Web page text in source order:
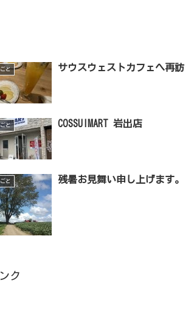
と サウスウェストカフェへ再訪
と COSSUIMART 岩出店
と 残暑お見舞い申し上げます。
ク